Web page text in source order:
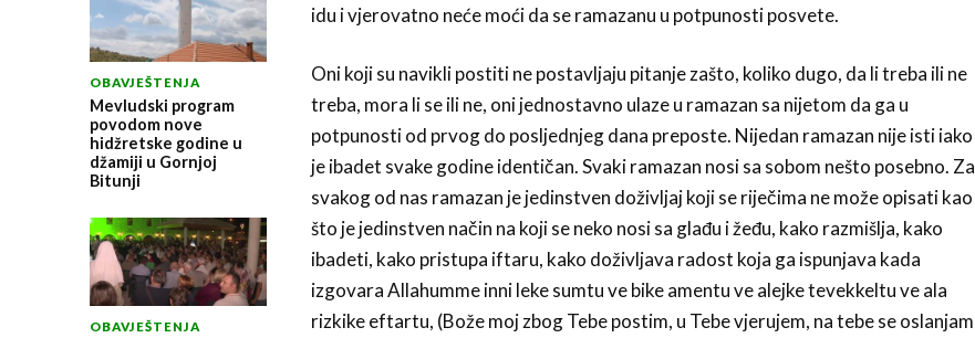
OBAVJEŠTENJA
Mevludski program
povodom nove
hidžretske godine u
džamiji u Gornjoj
Bitunji
OBAVJEŠTENJA
idu i vjerovatno neće moći da se ramazanu u potpunosti posvete.
Oni koji su navikli postiti ne postavljaju pitanje zašto, koliko dugo, da li treba ili ne
treba, mora li se ili ne, oni jednostavno ulaze u ramazan sa nijetom da ga u
potpunosti od prvog do posljednjeg dana preposte. Nijedan ramazan nije isti iako
je ibadet svake godine identičan. Svaki ramazan nosi sa sobom nešto posebno. Za
svakog od nas ramazan je jedinstven doživljaj koji se riječima ne može opisati kao
što je jedinstven način na koji se neko nosi sa glađu i žeđu, kako razmišlja, kako
ibadeti, kako pristupa iftaru, kako doživljava radost koja ga ispunjava kada
izgovara Allahumme inni leke sumtu ve bike amentu ve alejke tevekkeltu ve ala
rizkike eftartu, (Bože moj zbog Tebe postim, u Tebe vjerujem, na tebe se oslanjam